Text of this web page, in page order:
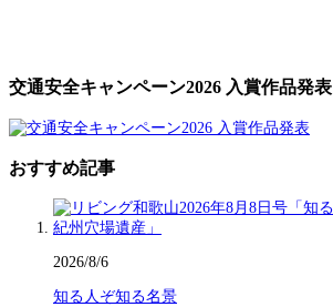
交通安全キャンペーン2026 入賞作品発表
おすすめ記事
2026/8/6
知る人ぞ知る名景